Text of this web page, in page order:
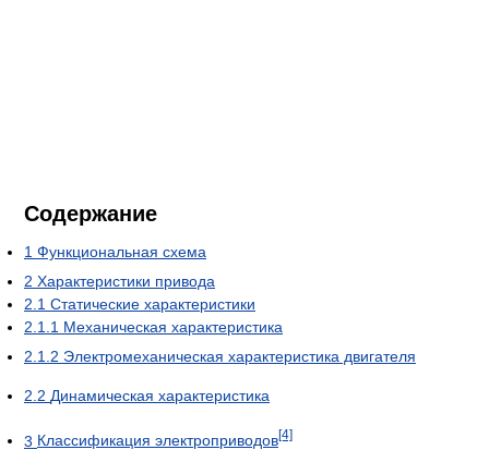
Содержание
1 Функциональная схема
2 Характеристики привода
2.1 Статические характеристики
2.1.1 Механическая характеристика
2.1.2 Электромеханическая характеристика двигателя
2.2 Динамическая характеристика
3 Классификация электроприводов[4]